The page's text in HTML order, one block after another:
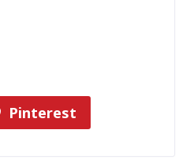
Pinterest